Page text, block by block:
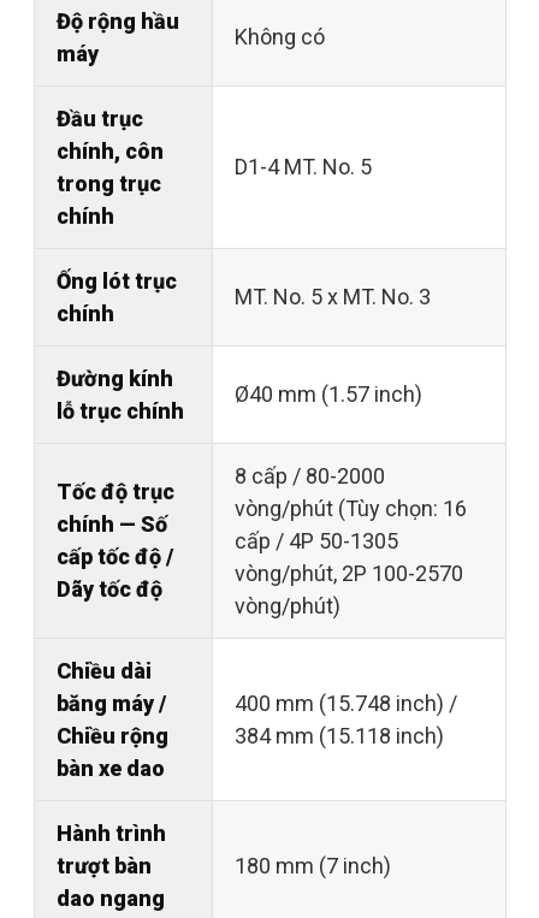
Độ rộng hầu
máy
Không có
Đầu trục
chính, côn
trong trục
chính
D1-4 MT. No. 5
Ống lót trục
chính
MT. No. 5 x MT. No. 3
Đường kính
lỗ trục chính
Ø40 mm (1.57 inch)
Tốc độ trục
chính — Số
cấp tốc độ /
Dãy tốc độ
8 cấp / 80-2000
vòng/phút (Tùy chọn: 16
cấp / 4P 50-1305
vòng/phút, 2P 100-2570
vòng/phút)
Chiều dài
băng máy /
Chiều rộng
bàn xe dao
400 mm (15.748 inch) /
384 mm (15.118 inch)
Hành trình
trượt bàn
dao ngang
180 mm (7 inch)